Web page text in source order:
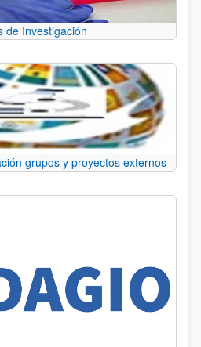
de Investigación
grupos y proyectos externos